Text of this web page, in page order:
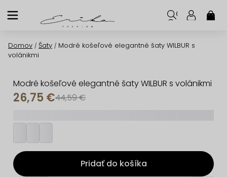
na
Domov / Šaty / Modré košeľové elegantné šaty WILBUR s
volánikmi
Modré košeľové elegantné šaty WILBUR s volánikmi
44,59 €
26,75 €
Pridať do košíka